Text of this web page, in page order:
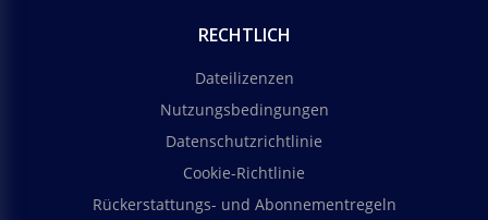
RECHTLICH
Dateilizenzen
Nutzungsbedingungen
Datenschutzrichtlinie
Cookie-Richtlinie
Rückerstattungs- und Abonnementregeln